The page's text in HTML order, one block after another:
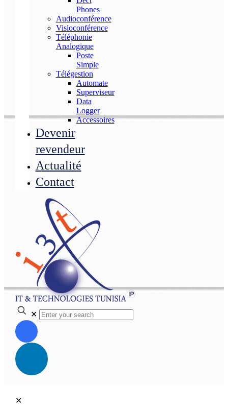
Phones
Audioconférence
Visioconférence
Téléphonie
Analogique
Poste
Simple
Télégestion
Automate
Superviseur
Data
Logger
Accessoires
Devenir
revendeur
Actualité
Contact
✕
✕